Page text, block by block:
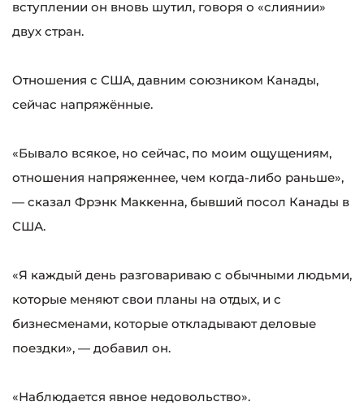
вступлении он вновь шутил, говоря о «слиянии»
двух стран.
Отношения с США, давним союзником Канады,
сейчас напряжённые.
«Бывало всякое, но сейчас, по моим ощущениям,
отношения напряженнее, чем когда-либо раньше»,
— сказал Фрэнк Маккенна, бывший посол Канады в
США.
«Я каждый день разговариваю с обычными людьми,
которые меняют свои планы на отдых, и с
бизнесменами, которые откладывают деловые
поездки», — добавил он.
«Наблюдается явное недовольство».